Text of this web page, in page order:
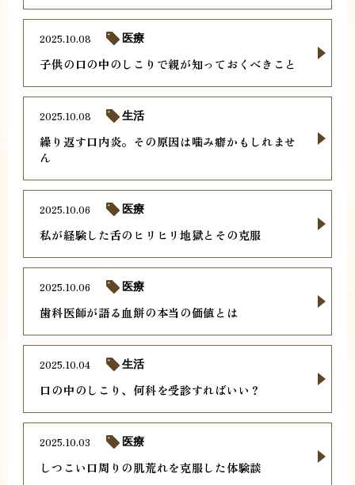
子供の口の中のしこりで親が知っておくべきこと
2025.10.08 医療
繰り返す口内炎。その原因は噛み癖かもしれませ
ん
2025.10.08 生活
私が経験した舌のヒリヒリ地獄とその克服
2025.10.06 医療
歯科医師が語る血餅の本当の価値とは
2025.10.06 医療
口の中のしこり、何科を受診すればいい？
2025.10.04 生活
しつこい口周りの肌荒れを克服した体験談
2025.10.03 医療